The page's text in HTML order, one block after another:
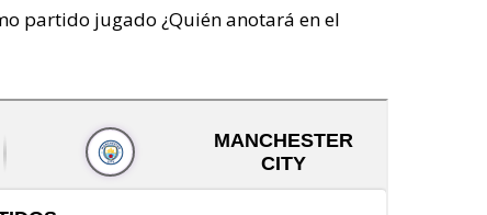
partido jugado ¿Quién anotará en el